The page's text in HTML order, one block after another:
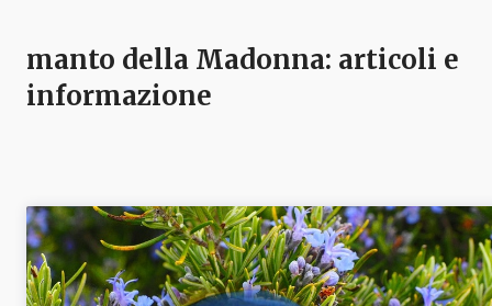
manto della Madonna: articoli e
informazione